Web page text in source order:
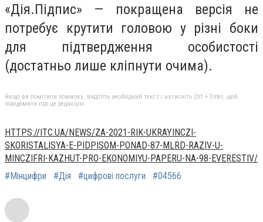
«Дія.Підпис» — покращена версія не
потребує крутити головою у різні боки
для підтвердження особистості
(достатньо лише кліпнути очима).
Якщо ви помітили помилку, виділіть необхідний текст і натисніть Ctrl + Enter, щоб
повідомити про це редакцію
HTTPS://ITC.UA/NEWS/ZA-2021-RIK-UKRAYINCZI-
SKORISTALISYA-E-PIDPISOM-PONAD-87-MLRD-RAZIV-U-
MINCZIFRI-KAZHUT-PRO-EKONOMIYU-PAPERU-NA-98-EVERESTIV/
#Мінцифри
#Дія #цифрові послуги #04566